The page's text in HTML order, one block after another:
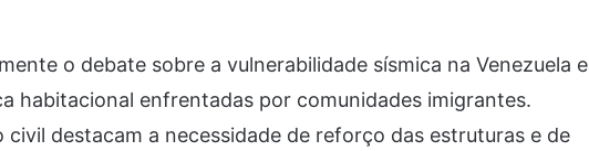
o debate sobre a vulnerabilidade sísmica na Venezuela e
habitacional enfrentadas por comunidades imigrantes.
civil destacam a necessidade de reforço das estruturas e de